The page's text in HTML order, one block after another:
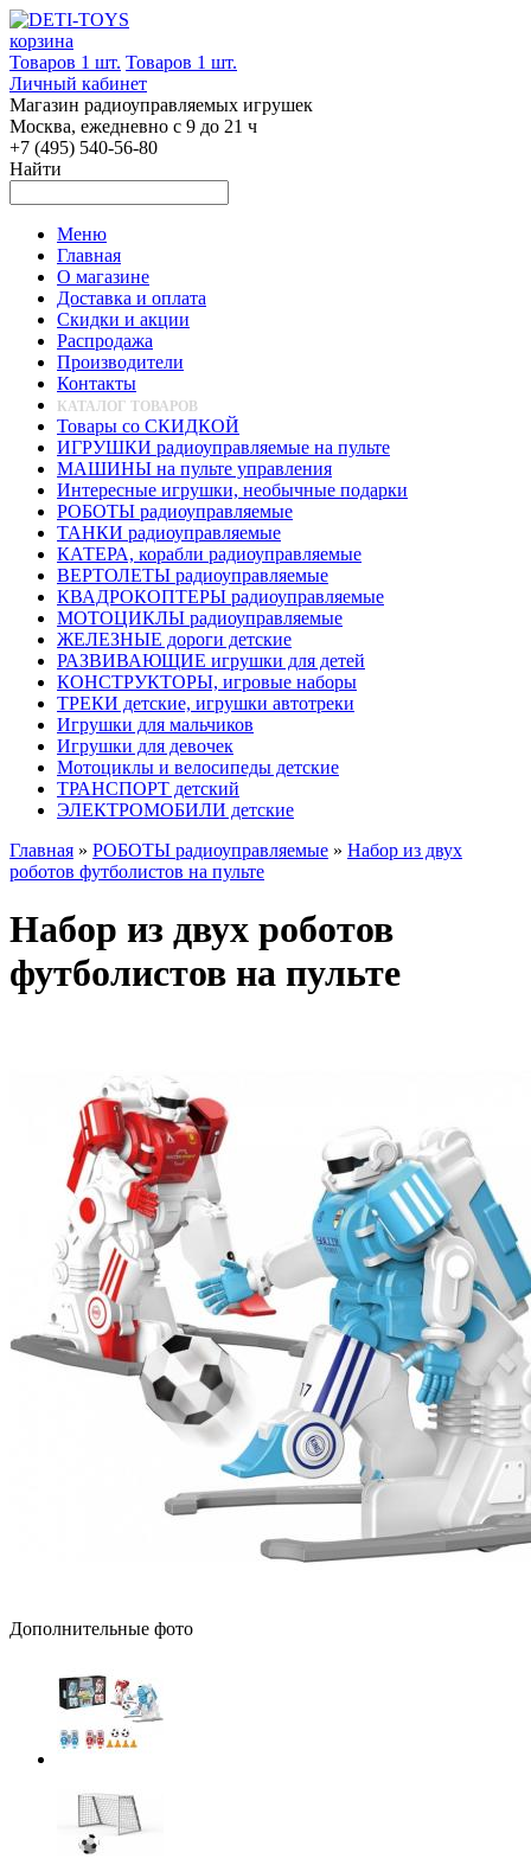
корзина
Товаров 1 шт. Товаров 1 шт.
Личный кабинет
Магазин радиоуправляемых игрушек
Москва, ежедневно с 9 до 21 ч
+7 (495) 540-56-80
Найти
Меню
Главная
О магазине
Доставка и оплата
Скидки и акции
Распродажа
Производители
Контакты
КАТАЛОГ ТОВАРОВ
Товары со СКИДКОЙ
ИГРУШКИ радиоуправляемые на пульте
МАШИНЫ на пульте управления
Интересные игрушки, необычные подарки
РОБОТЫ радиоуправляемые
ТАНКИ радиоуправляемые
КАТЕРА, корабли радиоуправляемые
ВЕРТОЛЕТЫ радиоуправляемые
КВАДРОКОПТЕРЫ радиоуправляемые
МОТОЦИКЛЫ радиоуправляемые
ЖЕЛЕЗНЫЕ дороги детские
РАЗВИВАЮЩИЕ игрушки для детей
КОНСТРУКТОРЫ, игровые наборы
ТРЕКИ детские, игрушки автотреки
Игрушки для мальчиков
Игрушки для девочек
Мотоциклы и велосипеды детские
ТРАНСПОРТ детский
ЭЛЕКТРОМОБИЛИ детские
Главная » РОБОТЫ радиоуправляемые » Набор из двух
роботов футболистов на пульте
Набор из двух роботов
футболистов на пульте
Дополнительные фото